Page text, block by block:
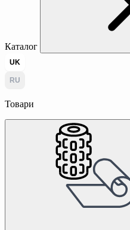
Каталог
UK
RU
Товари